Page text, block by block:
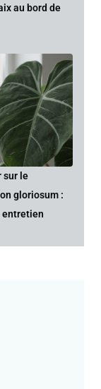
au bord de
sur le
gloriosum :
entretien